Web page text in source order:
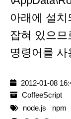
아래에 설치
잡혀 있으
명령어를
2012-01-08
CoffeeScript
node.js
npm